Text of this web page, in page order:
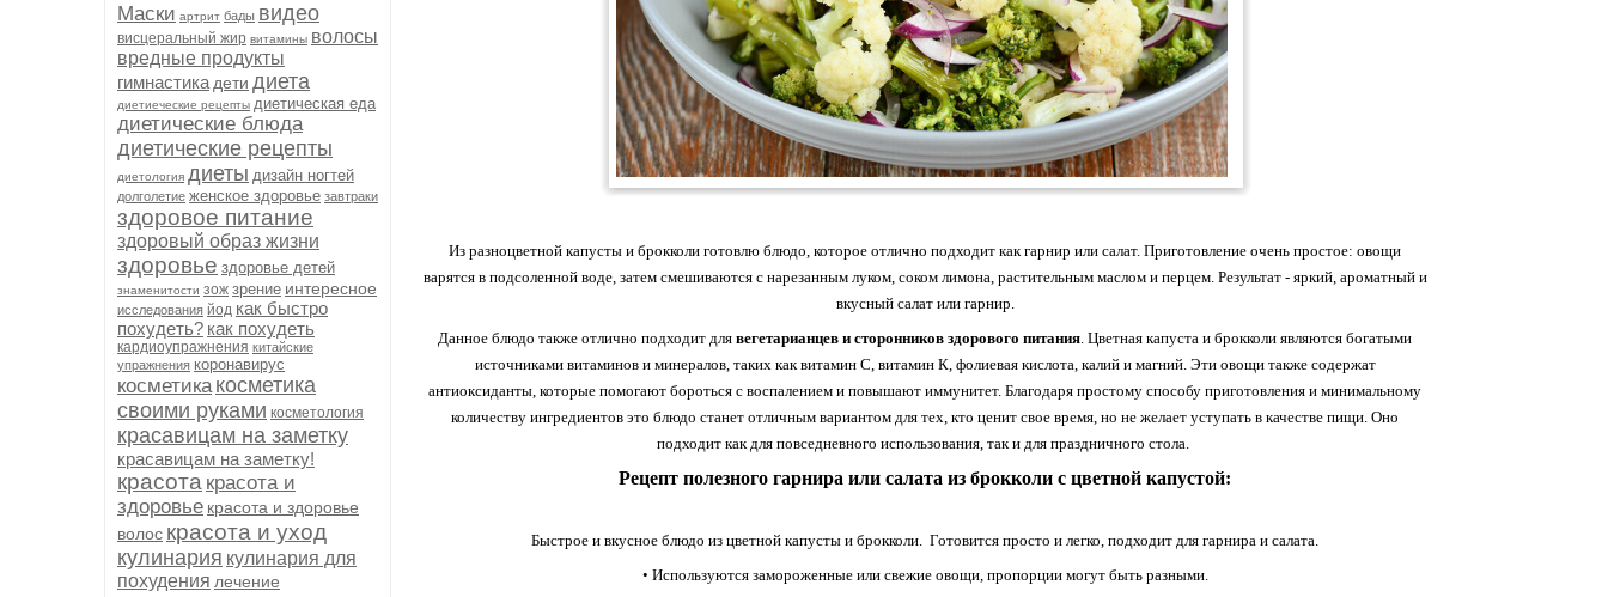
Маски артрит бады видео
висцеральный жир витамины волосы
вредные продукты
гимнастика дети диета
диетиеческие рецепты диетическая еда
диетические блюда
диетические рецепты
диетология диеты дизайн ногтей
долголетие женское здоровье завтраки
здоровое питание
здоровый образ жизни
здоровье здоровье детей
знаменитости зож зрение интересное
исследования йод как быстро
похудеть? как похудеть
кардиоупражнения китайские
упражнения коронавирус
косметика косметика
своими руками косметология
красавицам на заметку
красавицам на заметку!
красота красота и
здоровье красота и здоровье
волос красота и уход
кулинария кулинария для
похудения лечение
Из разноцветной капусты и брокколи готовлю блюдо, которое отлично подходит как гарнир или салат. Приготовление очень простое: овощи
варятся в подсоленной воде, затем смешиваются с нарезанным луком, соком лимона, растительным маслом и перцем. Результат - яркий, ароматный и
вкусный салат или гарнир.
Данное блюдо также отлично подходит для вегетарианцев и сторонников здорового питания. Цветная капуста и брокколи являются богатыми
источниками витаминов и минералов, таких как витамин С, витамин К, фолиевая кислота, калий и магний. Эти овощи также содержат
антиоксиданты, которые помогают бороться с воспалением и повышают иммунитет. Благодаря простому способу приготовления и минимальному
количеству ингредиентов это блюдо станет отличным вариантом для тех, кто ценит свое время, но не желает уступать в качестве пищи. Оно
подходит как для повседневного использования, так и для праздничного стола.
Рецепт полезного гарнира или салата из брокколи с цветной капустой:
Быстрое и вкусное блюдо из цветной капусты и брокколи. Готовится просто и легко, подходит для гарнира и салата.
• Используются замороженные или свежие овощи, пропорции могут быть разными.